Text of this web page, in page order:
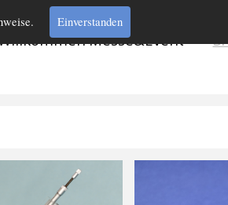
Einverstanden
Messe&Event